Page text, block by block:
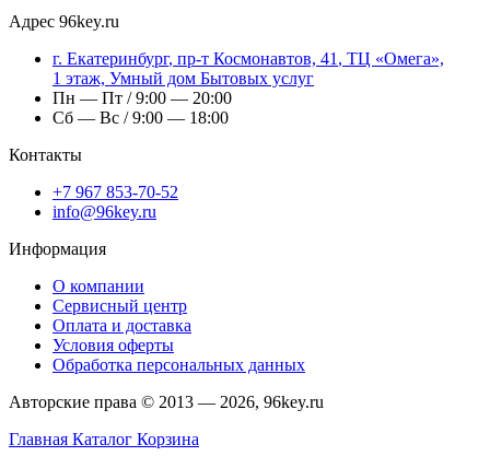
Адрес 96key.ru
г. Екатеринбург, пр-т Космонавтов, 41, ТЦ «Омега»,
1 этаж, Умный дом Бытовых услуг
Пн — Пт / 9:00 — 20:00
Сб — Вс / 9:00 — 18:00
Контакты
+7 967 853-70-52
info@96key.ru
Информация
О компании
Сервисный центр
Оплата и доставка
Условия оферты
Обработка персональных данных
Авторские права © 2013 — 2026, 96key.ru
Главная Каталог Корзина